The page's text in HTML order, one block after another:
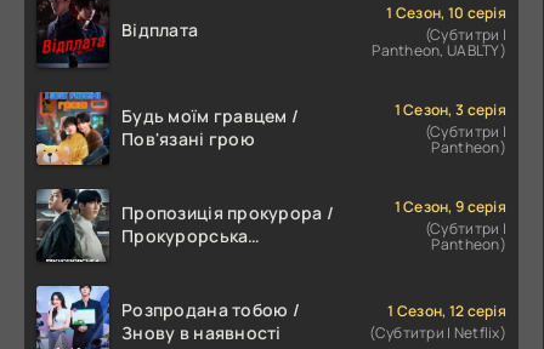
Відплата
1 Сезон, 10 серія
(Субтитри |
Pantheon, UABLTY)
Будь моїм гравцем /
Пов'язані грою
1 Сезон, 3 серія
(Субтитри |
Pantheon)
Пропозиція прокурора /
Прокурорська
1 Сезон, 9 серія
(Субтитри |
Pantheon)
Розпродана тобою /
Знову в наявності
1 Сезон, 12 серія
(Субтитри | Netflix)